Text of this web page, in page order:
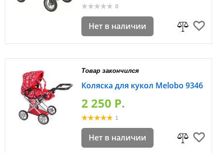
0
Нет в наличии
Товар закончился
Коляска для кукол Melobo 9346
2 250 P.
1
Нет в наличии